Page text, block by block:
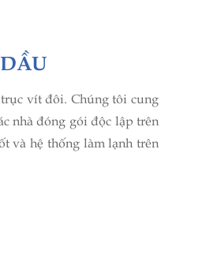
vít đôi. Chúng tôi cung
nhà đóng gói độc lập trên
và hệ thống làm lạnh trên